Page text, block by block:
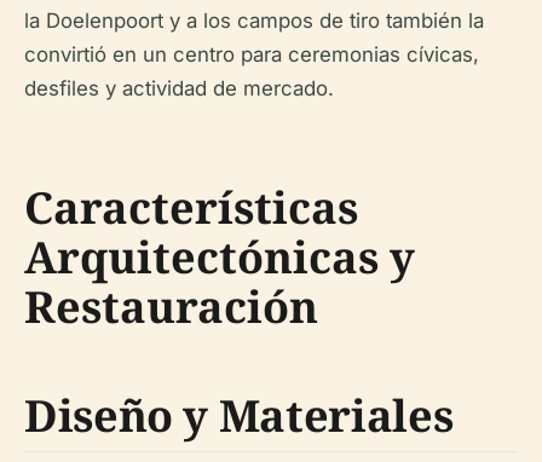
la Doelenpoort y a los campos de tiro también la
convirtió en un centro para ceremonias cívicas,
desfiles y actividad de mercado.
Características
Arquitectónicas y
Restauración
Diseño y Materiales